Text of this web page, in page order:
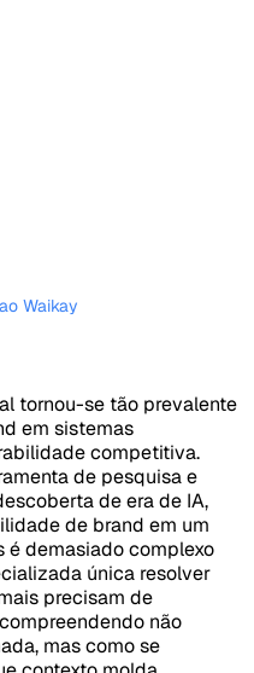
Waikay
tornou-se tão prevalente
em sistemas
competitiva.
de pesquisa e
de era de IA,
de brand em um
é demasiado complexo
única resolver
precisam de
não
mas como se